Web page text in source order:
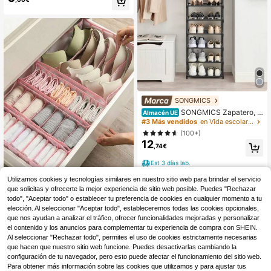
sa, bolsa de almacenamiento de gra
abaza ovalada y bruja para truco o ,
bolsa de regalo portátil para fiestas,
organizador de escritorio y decorac
ión de otoño
3 piezas Caja de almacenamiento d
e ropa interior de malla rosa, organi
zador de cajón plegable, adecuado
para sujetadores, calcetines, ropa i
nterior, dormitorio, residencia estudi
antil, almacenamiento de armario d
el hogar, decoración de dormitorio, r
egreso a la escuela
#3 Más vendidos en Diseño del dormitorio Almacenamiento de ropa y
3,35€
1Hay otros vendedores
SONGMICS
Almacén UE SONGMICS Zapatero, O
rganizador Zapatos,10 Baldas, Zap
atero Abierto Estrecho, 28 x 45 x 17
3 cm, Marco de Metal, Estantes de
Tela no Tejida, para Pasillo, Dormito
#3 Más vendidos
en Vida escolar fresca Organizadores de zapatos
(100+)
12 ,74€
Est 3 días lab.
Utilizamos cookies y tecnologías similares en nuestro sitio web para brindar el servicio
que solicitas y ofrecerte la mejor experiencia de sitio web posible. Puedes "Rechazar
todo", "Aceptar todo" o establecer tu preferencia de cookies en cualquier momento a tu
elección. Al seleccionar "Aceptar todo", estableceremos todas las cookies opcionales,
que nos ayudan a analizar el tráfico, ofrecer funcionalidades mejoradas y personalizar
el contenido y los anuncios para complementar tu experiencia de compra con SHEIN.
Al seleccionar "Rechazar todo", permites el uso de cookies estrictamente necesarias
que hacen que nuestro sitio web funcione. Puedes desactivarlas cambiando la
configuración de tu navegador, pero esto puede afectar el funcionamiento del sitio web.
Para obtener más información sobre las cookies que utilizamos y para ajustar tus